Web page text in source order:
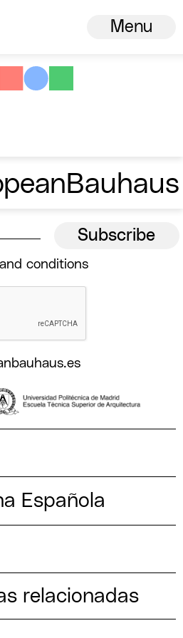
Menu
conditions
Española
relacionadas